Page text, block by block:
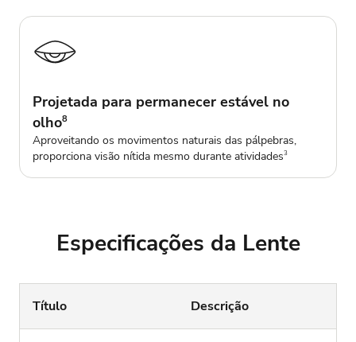
Projetada para permanecer estável no
olho8
Aproveitando os movimentos naturais das pálpebras,
proporciona visão nítida mesmo durante atividades3
Especificações da Lente
Título Descrição